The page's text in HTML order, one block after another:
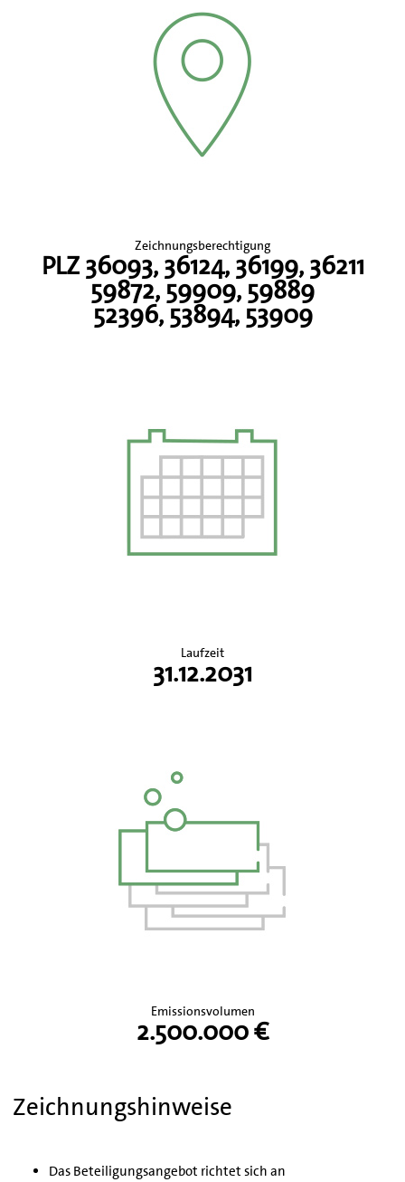
Zeichnungsberechtigung
PLZ 36093, 36124, 36199, 36211
59872, 59909, 59889
52396, 53894, 53909
Laufzeit
31.12.2031
Emissionsvolumen
2.500.000 €
Zeichnungshinweise
Das Beteiligungsangebot richtet sich an